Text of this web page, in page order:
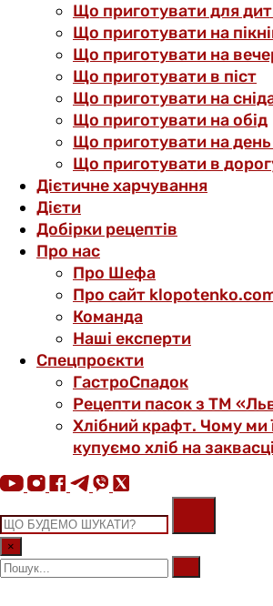
Що приготувати для
Що приготувати на
Що приготувати на
Що приготувати в піст
Що приготувати на
Що приготувати на обід
Що приготувати на
Що приготувати в
Дієтичне харчування
Дієти
Добірки рецептів
Про нас
Про Шефа
Про сайт
Команда
Наші експерти
Спецпроєкти
ГастроСпадок
Рецепти пасок з ТМ
Хлібний крафт. Чому ми
купуємо хліб на заквасці
×